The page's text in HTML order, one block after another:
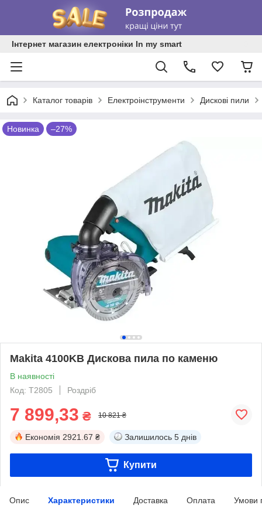
Інтернет магазин електроніки In my smart
Каталог товарів Електроінструменти Дискові пили
Новинка –27%
Makita 4100KB Дискова пила по каменю
В наявності
Код: T2805
Роздріб
7 899,33 ₴ 10 821 ₴
Економія 2921.67 ₴ Залишилось 5 днів
Купити
Опис Характеристики Доставка Оплата Умови